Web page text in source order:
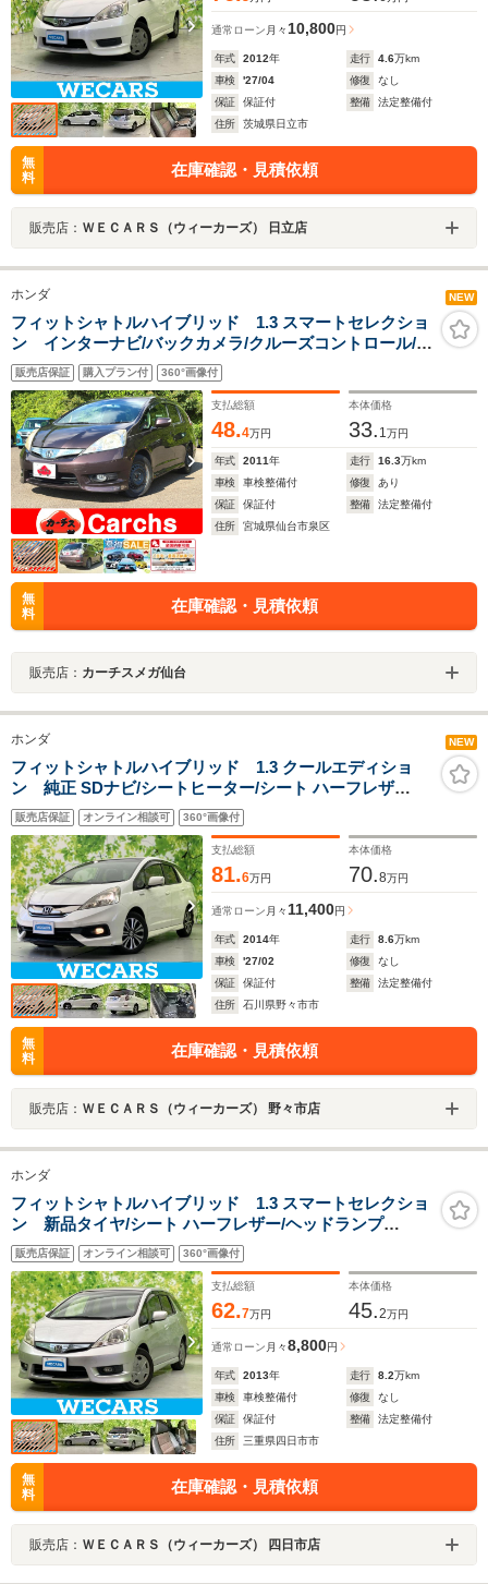
通常ローン 月々 10,800円
年式 2012年 走行 4.6万km
車検
'27/04 修復
なし
保証
保証付 整備
法定整備付
住所
茨城県日立市
無
料
在庫確認・見積依頼
販売店： ＷＥＣＡＲＳ（ウィーカーズ） 日立店
ホンダ NEW
フィットシャトルハイブリッド 1.3 スマートセレクショ
ン インターナビ/バックカメラ/クルーズコントロール/ワ
ンセグテレビ/スマートキー/フォグランプ/ハーフレザーシ
ート/横滑り防止/オートエアコン/オートライト/革巻きス
テアリング/ETC
販売店保証 購入プラン付 360°画像付
支払総額
48.4万円
本体価格
33. 1万円
年式 2011年 走行 16.3万km
車検
車検整備付 修復
あり
保証
保証付 整備
法定整備付
住所
宮城県仙台市泉区
無
料
在庫確認・見積依頼
販売店： カーチスメガ仙台
ホンダ NEW
フィットシャトルハイブリッド 1.3 クールエディショ
ン 純正 SDナビ/シートヒーター/シート ハーフレザ
ー/ETC/EBD付ABS/横滑り防止装置/アイドリングストッ
プ/バックモニター/ワンセグTV/エアバッグ 運転席/エアバ
ッグ 助手席
販売店保証 オンライン相談可 360°画像付
支払総額
81.6万円
本体価格
70.8万円
通常ローン 月々 11,400円
年式 2014年 走行 8.6万km
車検
'27/02 修復
なし
保証
保証付 整備
法定整備付
住所
石川県野々市市
無
料
在庫確認・見積依頼
販売店： ＷＥＣＡＲＳ（ウィーカーズ） 野々市店
ホンダ
フィットシャトルハイブリッド 1.3 スマートセレクショ
ン 新品タイヤ/シート ハーフレザー/ヘッドランプ
HID/ETC/EBD付ABS/横滑り防止装置/アイドリングスト
ップ/エアバッグ 運転席/エアバッグ 助手席/パワーウイン
ドウ/キーレスエントリー
販売店保証 オンライン相談可 360°画像付
支払総額
62.7万円
本体価格
45.2万円
通常ローン 月々8,800円
年式 2013年 走行 8.2万km
車検
車検整備付 修復
なし
保証
保証付 整備
法定整備付
住所
三重県四日市市
無
料
在庫確認・見積依頼
販売店： ＷＥＣＡＲＳ（ウィーカーズ） 四日市店